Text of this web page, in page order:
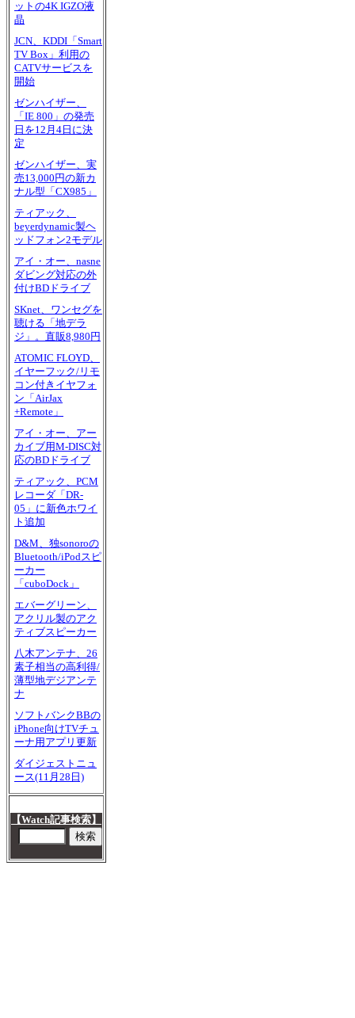
ットの4K IGZO液
晶
JCN、KDDI「Smart
TV Box」利用の
CATVサービスを
開始
ゼンハイザー、
「IE 800」の発売
日を12月4日に決
定
ゼンハイザー、実
売13,000円の新カ
ナル型「CX985」
ティアック、
beyerdynamic製ヘ
ッドフォン2モデル
アイ・オー、nasne
ダビング対応の外
付けBDドライブ
SKnet、ワンセグを
聴ける「地デラ
ジ」。直販8,980円
ATOMIC FLOYD、
イヤーフック/リモ
コン付きイヤフォ
ン「AirJax
+Remote」
アイ・オー、アー
カイブ用M-DISC対
応のBDドライブ
ティアック、PCM
レコーダ「DR-
05」に新色ホワイ
ト追加
D&M、独sonoroの
Bluetooth/iPodスピ
ーカー
「cuboDock」
エバーグリーン、
アクリル製のアク
ティブスピーカー
八木アンテナ、26
素子相当の高利得/
薄型地デジアンテ
ナ
ソフトバンクBBの
iPhone向けTVチュ
ーナ用アプリ更新
ダイジェストニュ
ース(11月28日)
【Watch記事検索】